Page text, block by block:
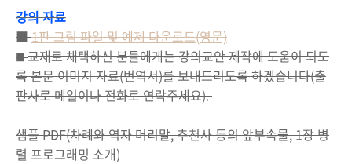
강의 자료
■1판 그림 파일 및 예제 다운로드(영문)
■교재로 채택하신 분들에게는 강의교안 제작에 도움이 되도
록 본문 이미지 자료(번역서)를 보내드리도록 하겠습니다(출
판사로 메일이나 전화로 연락주세요).
샘플 PDF(차례와 역자 머리말, 추천사 등의 앞부속물, 1장 병
렬 프로그래밍 소개)